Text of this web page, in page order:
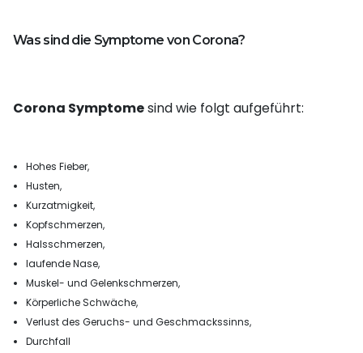
Was sind die Symptome von Corona?
Corona Symptomesind wie folgt aufgeführt:
Hohes Fieber,
Husten,
Kurzatmigkeit,
Kopfschmerzen,
Halsschmerzen,
laufende Nase,
Muskel- und Gelenkschmerzen,
Körperliche Schwäche,
Verlust des Geruchs- und Geschmackssinns,
Durchfall